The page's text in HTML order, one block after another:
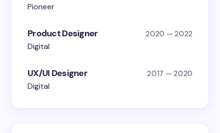
Pioneer
Product Designer 2020 — 2022
Digital
UX/UI Designer 2017 — 2020
Digital